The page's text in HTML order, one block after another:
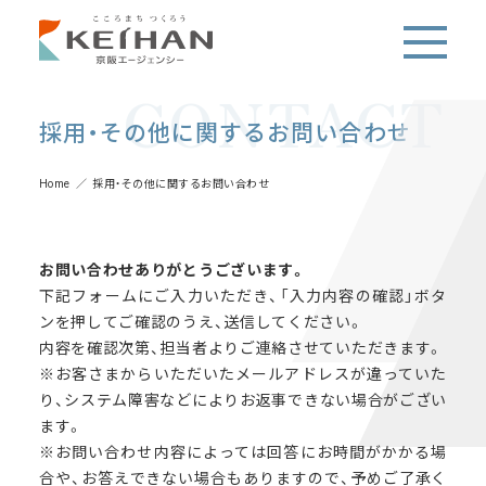
採用・その他に関するお問い合わせ
CONTACT
Home 採用・その他に関するお問い合わせ
お問い合わせありがとうございます。
下記フォームにご入力いただき、「入力内容の確認」ボタ
ンを押してご確認のうえ、送信してください。
内容を確認次第、担当者よりご連絡させていただきます。
※お客さまからいただいたメールアドレスが違っていた
り、システム障害などによりお返事できない場合がござい
ます。
※お問い合わせ内容によっては回答にお時間がかかる場
合や、お答えできない場合もありますので、予めご了承く